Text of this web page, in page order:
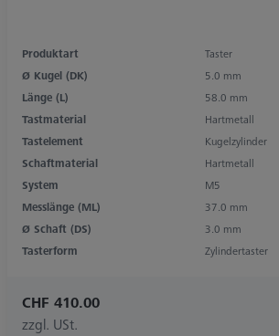
Produktart
Taster
Ø Kugel (DK)
5.0 mm
Länge (L)
58.0 mm
Tastmaterial
Hartmetall
Tastelement
Kugelzylinder
Schaftmaterial
Hartmetall
System
M5
Messlänge (ML)
37.0 mm
Ø Schaft (DS)
3.0 mm
Tasterform
Zylindertaster
CHF 410.00
zzgl. USt.